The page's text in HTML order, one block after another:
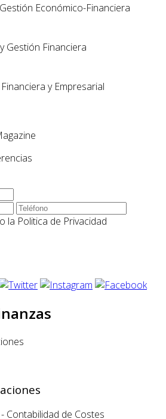
Económico-Financiera
Gestión Financiera
y Empresarial
la Politica de Privacidad